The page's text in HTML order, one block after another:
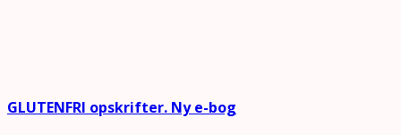
GLUTENFRI opskrifter. Ny e-bog